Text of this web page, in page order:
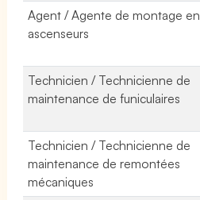
Agent / Agente de montage en
ascenseurs
Technicien / Technicienne de
maintenance de funiculaires
Technicien / Technicienne de
maintenance de remontées
mécaniques